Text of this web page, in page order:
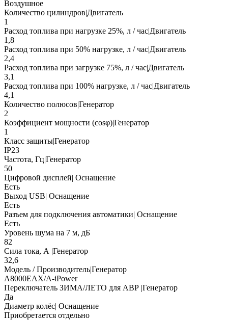
Воздушное
Количество цилиндров|Двигатель
1
Расход топлива при нагрузке 25%, л / час|Двигатель
1,8
Расход топлива при 50% нагрузке, л / час|Двигатель
2,4
Расход топлива при загрузке 75%, л / час|Двигатель
3,1
Расход топлива при 100% нагрузке, л / час|Двигатель
4,1
Количество полюсов|Генератор
2
Коэффициент мощности (cosφ)|Генератор
1
Класс защиты|Генератор
IP23
Частота, Гц|Генератор
50
Цифровой дисплей| Оснащение
Есть
Выход USB| Оснащение
Есть
Разъем для подключения автоматики| Оснащение
Есть
Уровень шума на 7 м, дБ
82
Сила тока, А |Генератор
32,6
Модель / Производитель|Генератор
A8000ЕАХ/A-iPower
Переключатель ЗИМА/ЛЕТО для АВР |Генератор
Да
Диаметр колёс| Оснащение
Приобретается отдельно